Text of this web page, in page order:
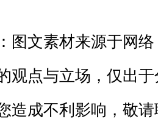
文素材来源于网络
观点与立场，仅出
造成不利影响，敬